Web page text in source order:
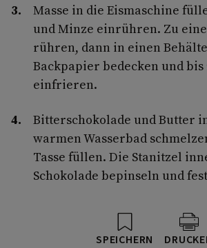
Masse in die Eismaschine
und Minze einrühren. Zu
rühren, dann in einen
Backpapier bedecken und
einfrieren.
Bitterschokolade und Butter
warmen Wasserbad
Tasse füllen. Die Stanitzel
Schokolade bepinseln und
SPEICHERN